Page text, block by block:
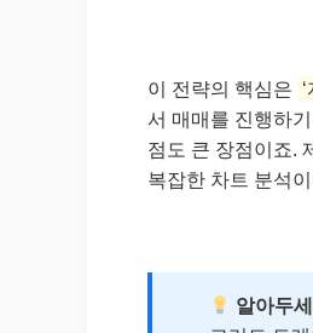
이 전략의 핵심은
서 매매를 진행하
점도 큰 장점이죠.
복잡한 차트 분석
알아두